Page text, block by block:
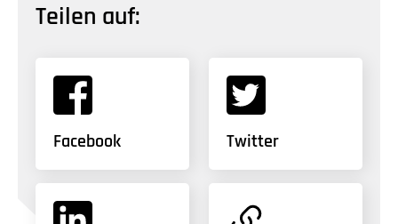
Teilen auf:
Facebook Twitter